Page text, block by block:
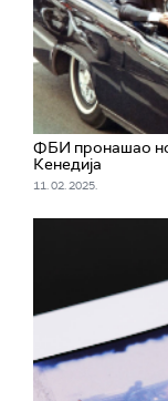
ФБИ пронашао
Кенедија
11. 02. 2025.